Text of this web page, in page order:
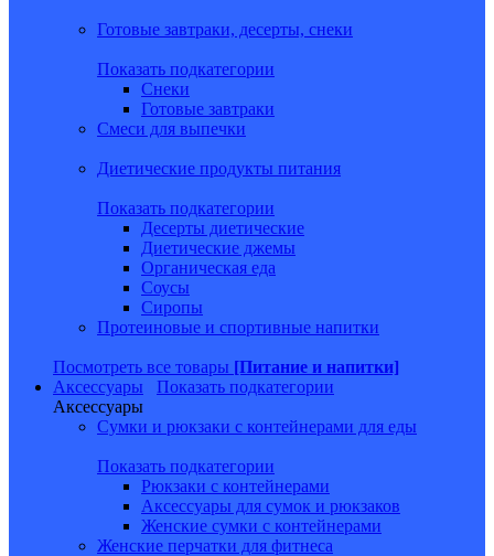
Готовые завтраки, десерты, снеки
Показать подкатегории
Снеки
Готовые завтраки
Смеси для выпечки
Диетические продукты питания
Показать подкатегории
Десерты диетические
Диетические джемы
Органическая еда
Соусы
Сиропы
Протеиновые и спортивные напитки
Посмотреть все товары [Питание и напитки]
Аксессуары
Показать подкатегории
Аксессуары
Сумки и рюкзаки с контейнерами для еды
Показать подкатегории
Рюкзаки с контейнерами
Аксессуары для сумок и рюкзаков
Женские сумки с контейнерами
Женские перчатки для фитнеса